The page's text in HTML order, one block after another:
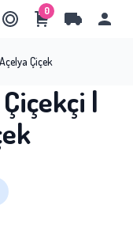
0
Çiçek
|